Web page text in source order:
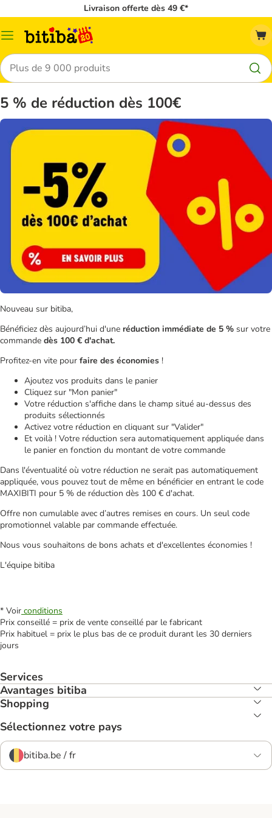
Livraison offerte dès 49 €*
Menu
Rechercher
5 % de réduction dès 100€
Nouveau sur bitiba,
Bénéficiez dès aujourd’hui d'une réduction immédiate de 5 % sur votre
commande dès 100 € d'achat.
Profitez-en vite pour faire des économies !
Ajoutez vos produits dans le panier
Cliquez sur "Mon panier"
Votre réduction s'affiche dans le champ situé au-dessus des
produits sélectionnés
Activez votre réduction en cliquant sur "Valider"
Et voilà ! Votre réduction sera automatiquement appliquée dans
le panier en fonction du montant de votre commande
Dans l'éventualité où votre réduction ne serait pas automatiquement
appliquée, vous pouvez tout de même en bénéficier en entrant le code
MAXIBITI pour 5 % de réduction dès 100 € d'achat.
Offre non cumulable avec d’autres remises en cours. Un seul code
promotionnel valable par commande effectuée.
Nous vous souhaitons de bons achats et d'excellentes économies !
L'équipe bitiba
* Voir conditions
Prix conseillé = prix de vente conseillé par le fabricant
Prix habituel = prix le plus bas de ce produit durant les 30 derniers
jours
Services
Avantages bitiba
Shopping
Sélectionnez votre pays
bitiba.be / fr